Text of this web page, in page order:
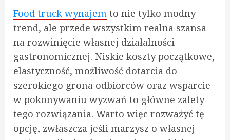
Food truck wynajem to nie tylko modny
trend, ale przede wszystkim realna szansa
na rozwinięcie własnej działalności
gastronomicznej. Niskie koszty początkowe,
elastyczność, możliwość dotarcia do
szerokiego grona odbiorców oraz wsparcie
w pokonywaniu wyzwań to główne zalety
tego rozwiązania. Warto więc rozważyć tę
opcję, zwłaszcza jeśli marzysz o własnej